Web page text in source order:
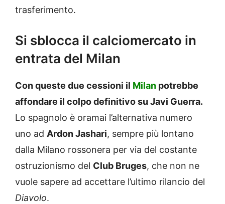
trasferimento.
Si sblocca il calciomercato in
entrata del Milan
Con queste due cessioni il Milan potrebbe
affondare il colpo definitivo su Javi Guerra.
Lo spagnolo è oramai l’alternativa numero
uno ad Ardon Jashari, sempre più lontano
dalla Milano rossonera per via del costante
ostruzionismo del Club Bruges, che non ne
vuole sapere ad accettare l’ultimo rilancio del
Diavolo.